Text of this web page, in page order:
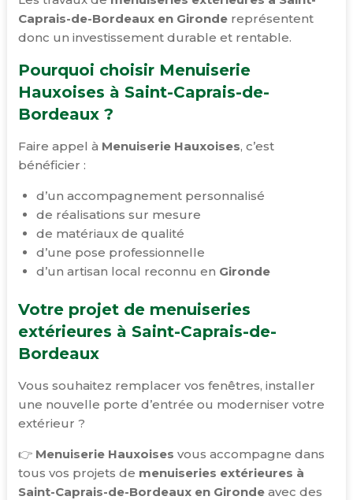
Caprais-de-Bordeaux en Gironde représentent
donc un investissement durable et rentable.
Pourquoi choisir Menuiserie
Hauxoises à Saint-Caprais-de-
Bordeaux ?
Faire appel à Menuiserie Hauxoises, c’est
bénéficier :
d’un accompagnement personnalisé
de réalisations sur mesure
de matériaux de qualité
d’une pose professionnelle
d’un artisan local reconnu en Gironde
Votre projet de menuiseries
extérieures à Saint-Caprais-de-
Bordeaux
Vous souhaitez remplacer vos fenêtres, installer
une nouvelle porte d’entrée ou moderniser votre
extérieur ?
👉 Menuiserie Hauxoises vous accompagne dans
tous vos projets de menuiseries extérieures à
Saint-Caprais-de-Bordeaux en Gironde avec des